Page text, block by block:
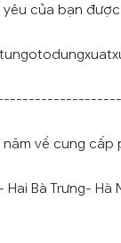
của bạn
năm về cung
Bà Trưng- Hà